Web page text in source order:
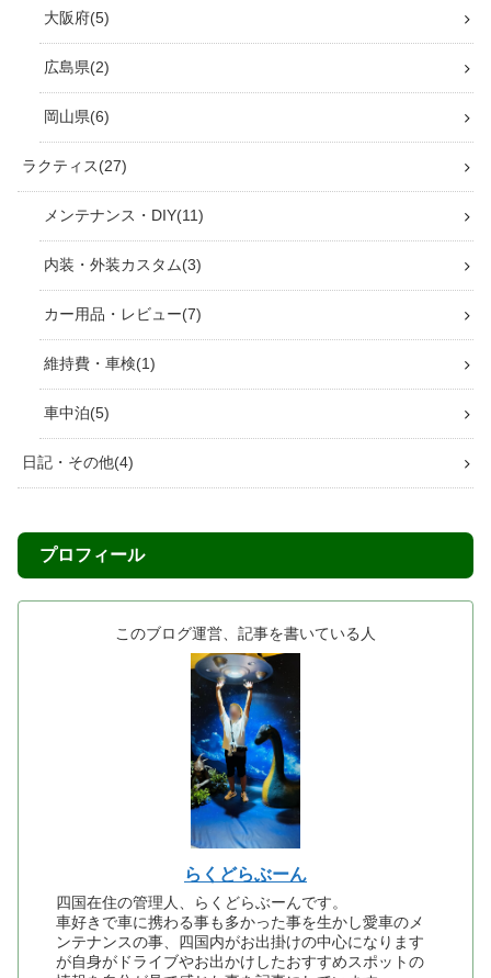
大阪府 5
広島県 2
岡山県 6
ラクティス 27
メンテナンス・DIY 11
内装・外装カスタム 3
カー用品・レビュー 7
維持費・車検 1
車中泊 5
日記・その他 4
プロフィール
このブログ運営、記事を書いている人
らくどらぶーん
四国在住の管理人、らくどらぶーんです。
車好きで車に携わる事も多かった事を生かし愛車のメ
ンテナンスの事、四国内がお出掛けの中心になります
が自身がドライブやお出かけしたおすすめスポットの